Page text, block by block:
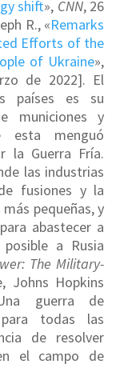
shift», CNN, 26
R., «Remarks
Efforts of the
of Ukraine»,
de 2022]. El
países es su
municiones y
esta menguó
la Guerra Fría.
las industrias
fusiones y la
pequeñas, y
abastecer a
a Rusia
The Military-
Johns Hopkins
guerra de
todas las
de resolver
el campo de